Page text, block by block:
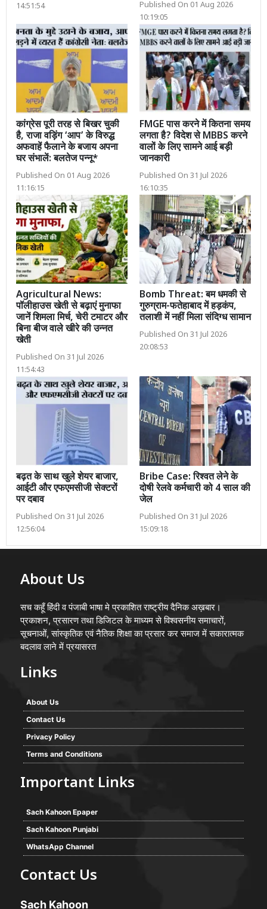
14:51:54
Published On 01 Aug 2026
10:19:05
कांग्रेस पूरी तरह से बिखर चुकी
है, राजा वड़िंग ‘आप’ के विरुद्ध
अफवाहें फैलाने के बजाय अपना
घर संभालें: बलतेज पन्नू*
Published On 01 Aug 2026
11:16:15
FMGE पास करने में कितना समय
लगता है? विदेश से MBBS करने
वालों के लिए सामने आई बड़ी
जानकारी
Published On 31 Jul 2026
16:10:35
Agricultural News:
पॉलीहाउस खेती से बढ़ाएं मुनाफा
जानें शिमला मिर्च, चेरी टमाटर और
बिना बीज वाले खीरे की उन्नत
खेती
Published On 31 Jul 2026
11:54:43
Bomb Threat: बम धमकी से
गुरुग्राम-फतेहाबाद में हड़कंप,
तलाशी में नहीं मिला संदिग्ध सामान
Published On 31 Jul 2026
20:08:53
बढ़त के साथ खुले शेयर बाजार,
आईटी और एफएमसीजी सेक्टरों
पर दबाव
Published On 31 Jul 2026
12:56:04
Bribe Case: रिश्वत लेने के
दोषी रेलवे कर्मचारी को 4 साल की
जेल
Published On 31 Jul 2026
15:09:18
About Us
सच कहूँ हिंदी व पंजाबी भाषा मे प्रकाशित राष्ट्रीय दैनिक अख़बार।
प्रकाशन, प्रसारण तथा डिजिटल के माध्यम से विश्वसनीय समाचारों,
सूचनाओं, सांस्कृतिक एवं नैतिक शिक्षा का प्रसार कर समाज में सकारात्मक
बदलाव लाने में प्रयासरत
Links
About Us
Contact Us
Privacy Policy
Terms and Conditions
Important Links
Sach Kahoon Epaper
Sach Kahoon Punjabi
WhatsApp Channel
Contact Us
Sach Kahoon